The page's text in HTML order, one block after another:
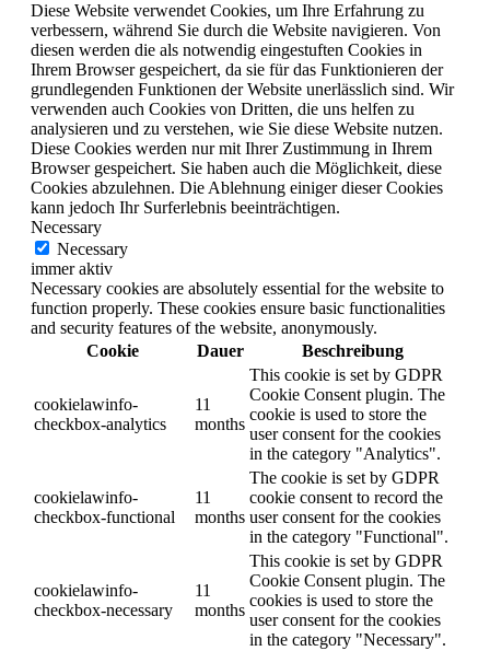
Diese Website verwendet Cookies, um Ihre Erfahrung zu
verbessern, während Sie durch die Website navigieren. Von
diesen werden die als notwendig eingestuften Cookies in
Ihrem Browser gespeichert, da sie für das Funktionieren der
grundlegenden Funktionen der Website unerlässlich sind. Wir
verwenden auch Cookies von Dritten, die uns helfen zu
analysieren und zu verstehen, wie Sie diese Website nutzen.
Diese Cookies werden nur mit Ihrer Zustimmung in Ihrem
Browser gespeichert. Sie haben auch die Möglichkeit, diese
Cookies abzulehnen. Die Ablehnung einiger dieser Cookies
kann jedoch Ihr Surferlebnis beeinträchtigen.
Necessary
Necessary
immer aktiv
Necessary cookies are absolutely essential for the website to
function properly. These cookies ensure basic functionalities
and security features of the website, anonymously.
Cookie
Dauer Beschreibung
cookielawinfo-
checkbox-analytics
11
months
This cookie is set by GDPR
Cookie Consent plugin. The
cookie is used to store the
user consent for the cookies
in the category "Analytics".
cookielawinfo-
checkbox-functional
11
months
The cookie is set by GDPR
cookie consent to record the
user consent for the cookies
in the category "Functional".
cookielawinfo-
checkbox-necessary
11
months
This cookie is set by GDPR
Cookie Consent plugin. The
cookies is used to store the
user consent for the cookies
in the category "Necessary".